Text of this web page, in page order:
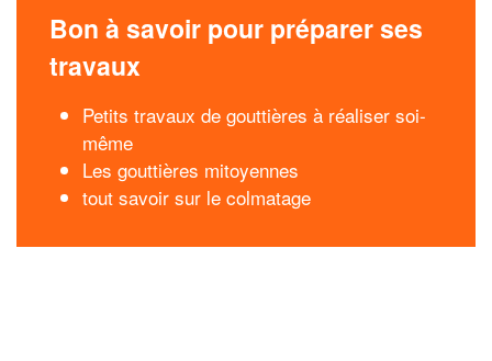
Bon à savoir pour préparer ses
travaux
Petits travaux de gouttières à réaliser soi-
même
Les gouttières mitoyennes
tout savoir sur le colmatage